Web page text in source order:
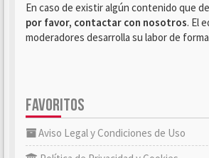
En caso de existir algún contenido que
por favor, contactar con nosotros. El
moderadores desarrolla su labor de
FAVORITOS
Aviso Legal y Condiciones de Uso